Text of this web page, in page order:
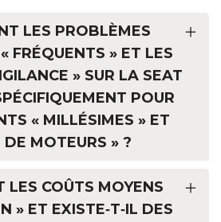
LES PROBLÈMES
FRÉQUENTS » ET LES
» SUR LA SEAT
POUR
« MILLÉSIMES » ET
DE MOTEURS » ?
LES COÛTS MOYENS
» ET EXISTE‑T‑IL DES